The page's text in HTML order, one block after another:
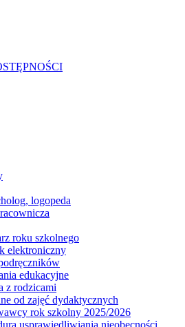
logopeda
roku szkolnego
elektroniczny
edukacyjne
z rodzicami
od zajęć dydaktycznych
rok szkolny 2025/2026
usprawiedliwiania nieobecności